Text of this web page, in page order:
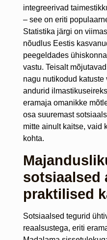
integreerivad
– see on eriti
Statistika järgi on
nõudlus Eestis
peegeldades
vastu. Teisalt
nagu nutikodud
andurid
eramaja omanikke
osa suuremast
mitte ainult kaitse, vaid
kohta.
sotsiaalsed
praktilised
Sotsiaalsed tegurid
reaalsustega, eriti